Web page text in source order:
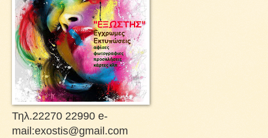
Τηλ.22270 22990 e-
mail:exostis@gmail.com